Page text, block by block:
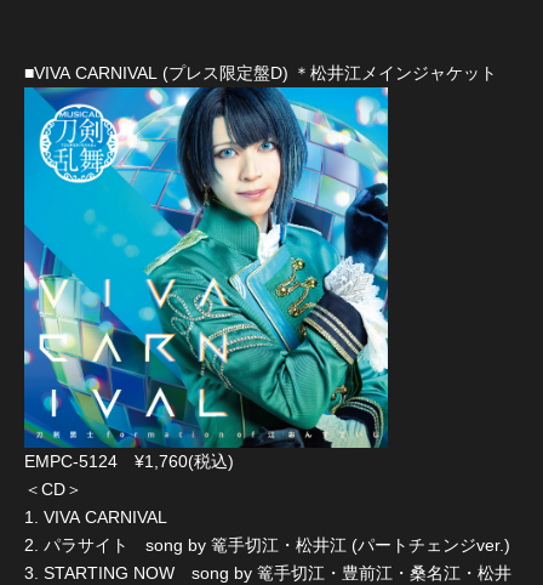
■VIVA CARNIVAL (プレス限定盤D) ＊松井江メインジャケット
EMPC-5124 ¥1,760(税込)
＜CD＞
1. VIVA CARNIVAL
2. パラサイト song by 篭手切江・松井江 (パートチェンジver.)
3. STARTING NOW song by 篭手切江・豊前江・桑名江・松井